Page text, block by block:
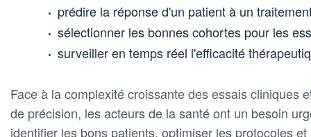
prédire la réponse d'un patient à un
sélectionner les bonnes cohortes pour les
surveiller en temps réel l'efficacité
Face à la complexité croissante des essais cliniques
de précision, les acteurs de la santé ont un besoin
identifier les bons patients, optimiser les protocoles